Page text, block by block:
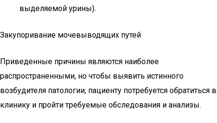
выделяемой урины).
Закупоривание мочевыводящих путей
Приведенные причины являются наиболее
распространенными, но чтобы выявить истинного
возбудителя патологии, пациенту потребуется обратиться в
клинику и пройти требуемые обследования и анализы.